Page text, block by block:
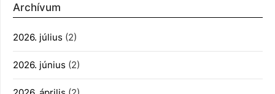
Archívum
2026. július (2)
2026. június (2)